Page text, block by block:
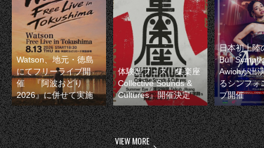
Watson、地元・徳島
にてフリーライブ開
催 『阿波おどり
2026』に併せて実施
体験型フェス『集楽座
Collective Sounds &
Cultures』開催決定
日本初上陸
Bull
Awichが出
るシンフォ
ブ開催
VIEW MORE